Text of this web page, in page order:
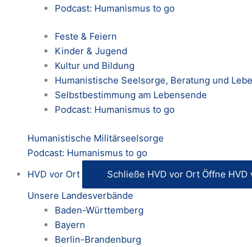
Podcast: Humanismus to go
Feste & Feiern
Kinder & Jugend
Kultur und Bildung
Humanistische Seelsorge, Beratung und
Selbstbestimmung am Lebensende
Podcast: Humanismus to go
Humanistische Militärseelsorge
Podcast: Humanismus to go
HVD vor Ort
Schließe HVD vor Ort Öffne HVD
Unsere Landesverbände
Baden-Württemberg
Bayern
Berlin-Brandenburg